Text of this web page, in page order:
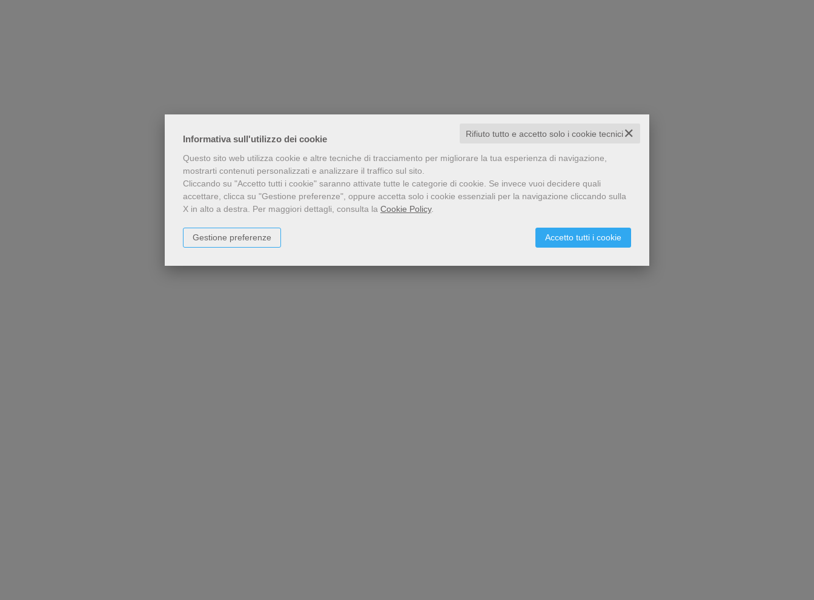
Informativa sull'utilizzo dei cookie ✕
Rifiuto tutto e accetto solo i cookie tecnici
Questo sito web utilizza cookie e altre tecniche di tracciamento per migliorare la tua esperienza di navigazione,
mostrarti contenuti personalizzati e analizzare il traffico sul sito.
Cliccando su "Accetto tutti i cookie" saranno attivate tutte le categorie di cookie. Se invece vuoi decidere quali
accettare, clicca su "Gestione preferenze", oppure accetta solo i cookie essenziali per la navigazione cliccando sulla
X in alto a destra. Per maggiori dettagli, consulta la Cookie Policy.
Accetto tutti i cookie
Gestione preferenze